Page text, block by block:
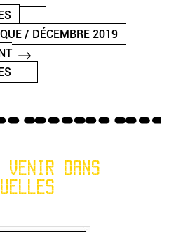
/ DÉCEMBRE 2019
VENIR DANS